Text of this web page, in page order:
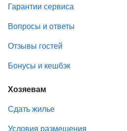
Гарантии сервиса
Вопросы и ответы
Отзывы гостей
Бонусы и кешбэк
Хозяевам
Сдать жилье
Условия размещения